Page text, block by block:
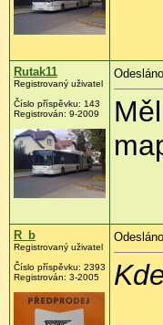
Rutak11
Registrovaný uživatel
Číslo příspěvku: 143
Registrován: 9-2009
R_b
Registrovaný uživatel
Číslo příspěvku: 2393
Registrován: 3-2005